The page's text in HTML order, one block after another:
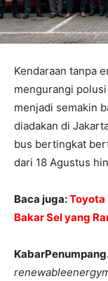
Kendaraan tanpa
mengurangi
menjadi semakin
diadakan di
bus bertingkat
dari 18 Agustus
Baca juga:Toyota
Bakar Sel yang